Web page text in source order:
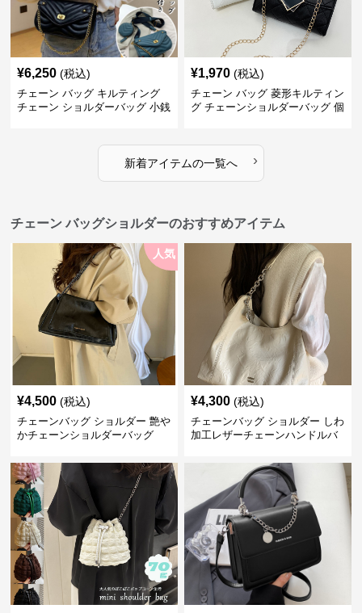
¥6,250 (税込)
チェーン バッグ キルティング
チェーン ショルダーバッグ 小銭
¥1,970 (税込)
チェーン バッグ 菱形キルティン
グ チェーンショルダーバッグ 個
新着アイテムの一覧へ ›
チェーン バッグショルダーのおすすめアイテム
人気
¥4,500 (税込)
チェーンバッグ ショルダー 艶や
かチェーンショルダーバッグ
¥4,300 (税込)
チェーンバッグ ショルダー しわ
加工レザーチェーンハンドルバ